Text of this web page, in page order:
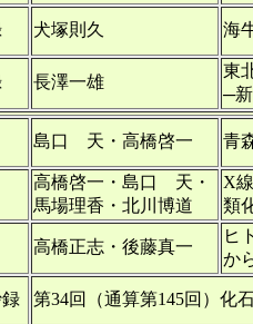
犬塚則久 海
長澤一雄
東
─
島口 天・高橋啓一 青
高橋啓一・島口 天・
馬場理香・北川博道
X
類
高橋正志・後藤真一
ヒ
か
第34回（通算第145回）化